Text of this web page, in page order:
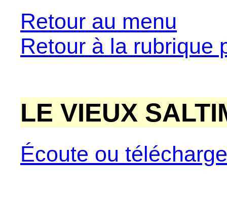
Retour au menu
Retour à la rubrique
LE VIEUX
Écoute ou